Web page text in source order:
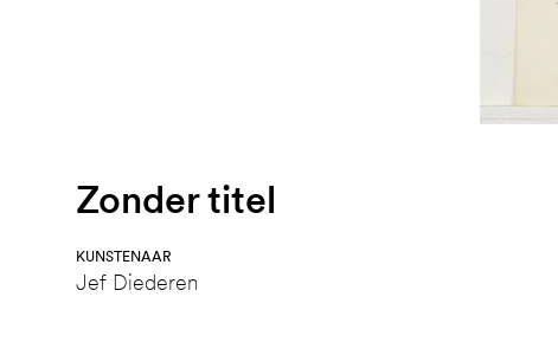
Zonder titel
KUNSTENAAR
Jef Diederen